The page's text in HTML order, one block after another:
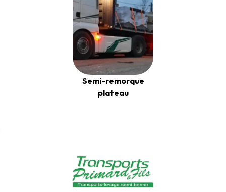
Semi-remorque
plateau